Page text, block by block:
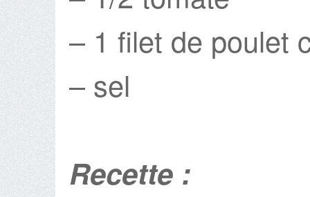
– 1 filet de poulet
– sel
Recette :